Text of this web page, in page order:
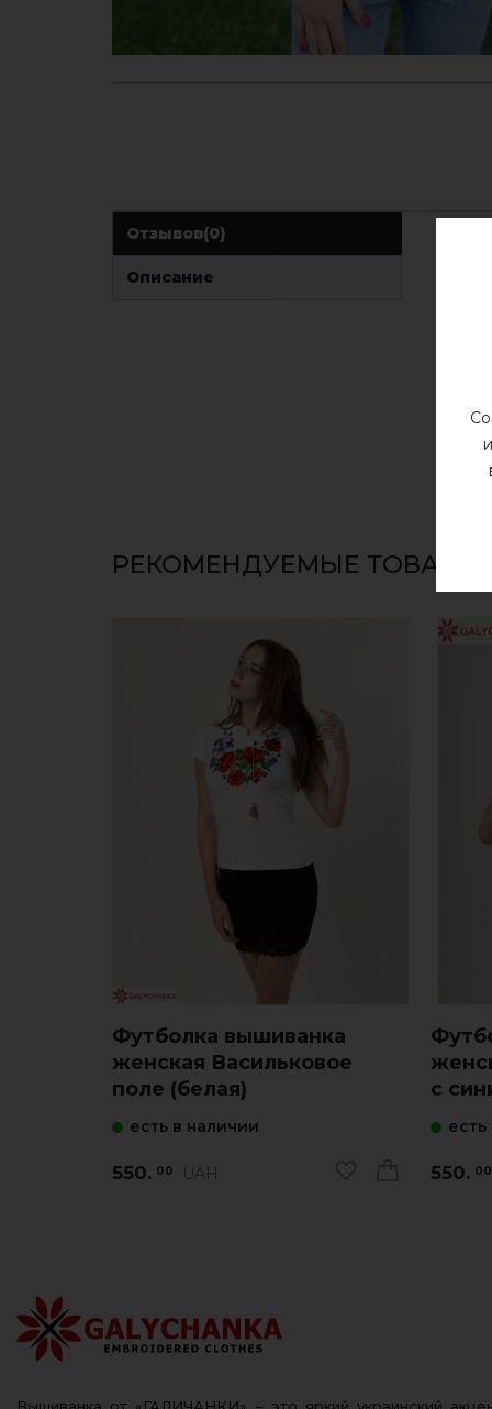
Отзывов(0)
Описание
РЕКОМЕНДУЕМЫЕ ТОВАРЫ
Футболка вышиванка
женская Васильковое
поле (белая)
есть в наличии
550. 00 UAH
с
550. 00
Вышиванка от «ГАЛИЧАНКИ» – это яркий украинский